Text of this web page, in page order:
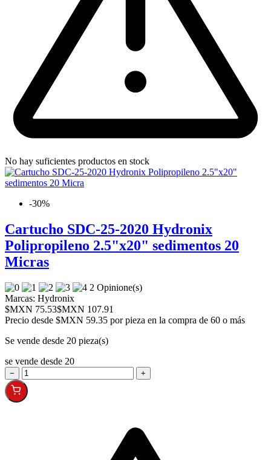
No hay suficientes productos en stock
-30%
Cartucho SDC-25-2020 Hydronix
Polipropileno 2.5"x20" sedimentos 20
Micras
2 Opinione(s)
Marcas: Hydronix
$MXN 75.53$MXN 107.91
Precio desde $MXN 59.35 por pieza en la compra de 60 o más
Se vende desde 20 pieza(s)
se vende desde 20
− +